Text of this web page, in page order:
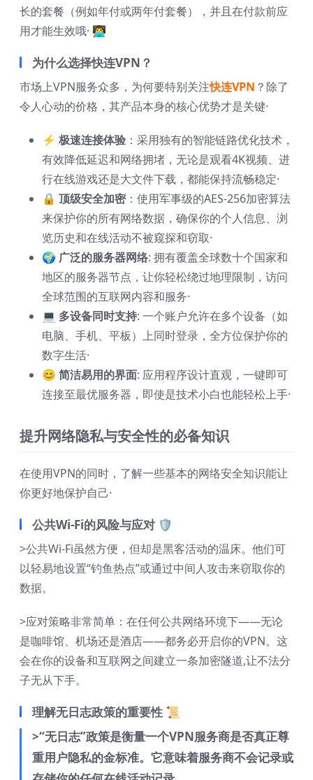
长的套餐（例如年付或两年付套餐），并且在付款前应
用才能生效哦· 👨‍💻
为什么选择快连VPN？
市场上VPN服务众多，为何要特别关注快连VPN ？除了
令人心动的价格，其产品本身的核心优势才是关键·
⚡ 极速连接体验 ：采用独有的智能链路优化技术，
有效降低延迟和网络拥堵，无论是观看4K视频、进
行在线游戏还是大文件下载，都能保持流畅稳定·
🔒 顶级安全加密：使用军事级的AES-256加密算法
来保护你的所有网络数据，确保你的个人信息、浏
览历史和在线活动不被窥探和窃取·
🌍 广泛的服务器网络: 拥有覆盖全球数十个国家和
地区的服务器节点，让你轻松绕过地理限制，访问
全球范围的互联网内容和服务·
💻 多设备同时支持: 一个账户允许在多个设备（如
电脑、手机、平板）上同时登录，全方位保护你的
数字生活·
😊 简洁易用的界面: 应用程序设计直观，一键即可
连接至最优服务器，即使是技术小白也能轻松上手·
提升网络隐私与安全性的必备知识
在使用VPN的同时，了解一些基本的网络安全知识能让
你更好地保护自己·
公共Wi-Fi的风险与应对 🛡️
>公共Wi-Fi虽然方便，但却是黑客活动的温床。他们可
以轻易地设置“钓鱼热点”或通过中间人攻击来窃取你的
数据。
>应对策略非常简单：在任何公共网络环境下——无论
是咖啡馆、机场还是酒店——都务必开启你的VPN。这
会在你的设备和互联网之间建立一条加密隧道,让不法分
子无从下手。
理解无日志政策的重要性 📜
>“无日志”政策是衡量一个VPN服务商是否真正尊
重用户隐私的金标准。它意味着服务商不会记录或